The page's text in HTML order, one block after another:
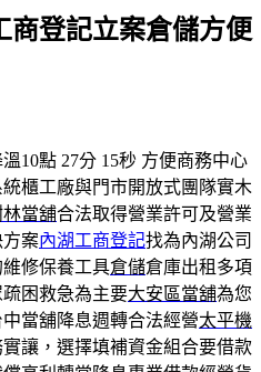
商登記立案倉儲方便
10點 27分 15秒 方便商務中心
統櫃工廠與門市開放式團隊實木
林當舖合法取得營業許可及營業
案內湖工商登記找為內湖公司
修保養工具倉儲倉庫出租多項
困救急為主要大安區當舖為您
當舖降息週轉合法經營太平機
讓，選擇填補資金組合要借款